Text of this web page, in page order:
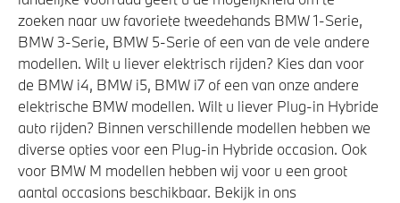
zoeken naar uw favoriete tweedehands BMW 1-Serie,
BMW 3-Serie, BMW 5-Serie of een van de vele andere
modellen. Wilt u liever elektrisch rijden? Kies dan voor
de BMW i4, BMW i5, BMW i7 of een van onze andere
elektrische BMW modellen. Wilt u liever Plug-in Hybride
auto rijden? Binnen verschillende modellen hebben we
diverse opties voor een Plug-in Hybride occasion. Ook
voor BMW M modellen hebben wij voor u een groot
aantal occasions beschikbaar. Bekijk in ons